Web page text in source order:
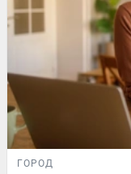
ГОРОД